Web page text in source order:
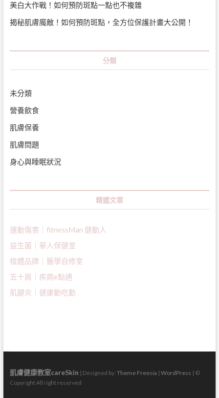
美白大作戰！如何預防斑點一點也不複雜
揭秘肌膚魔敵！如何預防斑點，全方位保護計畫大公開！
分類
未分類
營養飲食
肌膚保養
肌膚問題
身心與睡眠狀況
精選文章
運動傷害｜fitnessMan 健動人
益生菌｜ 華人保健室
植體品牌｜醫學自修室
五十肩｜疾病e點通
肌腱炎｜健康動吃動
肌膚健康教室careSkin | Designed by: Theme Freesia | WordPress | ©
Copyright All right reserved